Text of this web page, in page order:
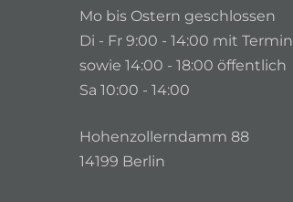
Mo bis Ostern geschlossen
Di - Fr 9:00 - 14:00 mit Termin
sowie 14:00 - 18:00 öffentlich
Sa 10:00 - 14:00
Hohenzollerndamm 88
14199 Berlin